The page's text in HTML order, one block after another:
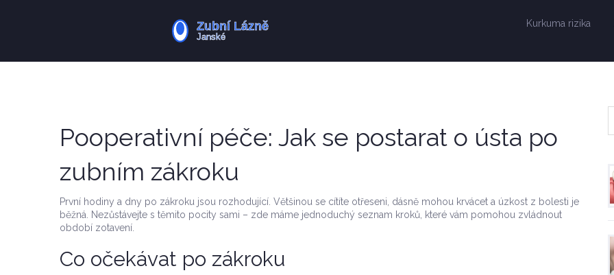
Kurkuma rizika
Pooperativní péče: Jak se postarat o ústa po
zubním zákroku
První hodiny a dny po zákroku jsou rozhodující. Většinou se cítíte otřeseni, dásně mohou krvácet a úzkost z bolesti je
běžná. Nezůstávejte s těmito pocity sami – zde máme jednoduchý seznam kroků, které vám pomohou zvládnout
období zotavení.
Co očekávat po zákroku